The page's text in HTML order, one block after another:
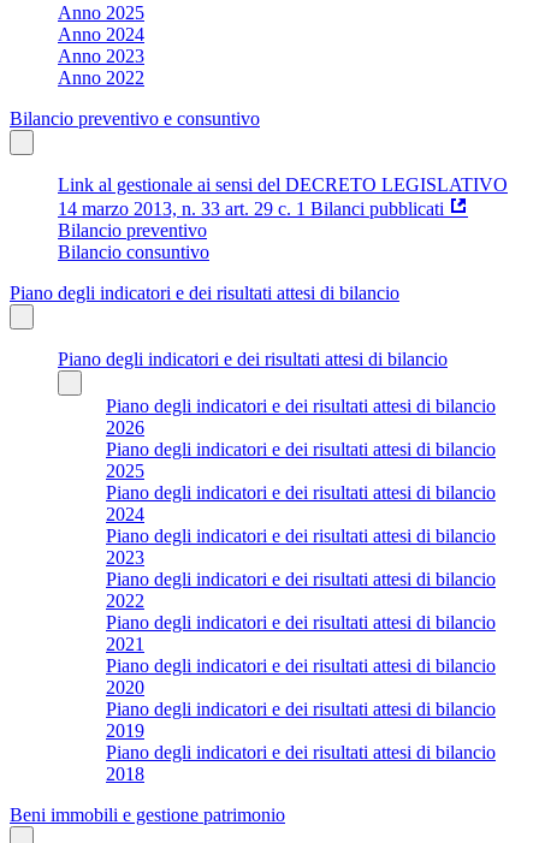
Anno 2025
Anno 2024
Anno 2023
Anno 2022
Bilancio preventivo e consuntivo
Link al gestionale ai sensi del DECRETO LEGISLATIVO
14 marzo 2013, n. 33 art. 29 c. 1 Bilanci pubblicati
Bilancio preventivo
Bilancio consuntivo
Piano degli indicatori e dei risultati attesi di bilancio
Piano degli indicatori e dei risultati attesi di bilancio
Piano degli indicatori e dei risultati attesi di bilancio
2026
Piano degli indicatori e dei risultati attesi di bilancio
2025
Piano degli indicatori e dei risultati attesi di bilancio
2024
Piano degli indicatori e dei risultati attesi di bilancio
2023
Piano degli indicatori e dei risultati attesi di bilancio
2022
Piano degli indicatori e dei risultati attesi di bilancio
2021
Piano degli indicatori e dei risultati attesi di bilancio
2020
Piano degli indicatori e dei risultati attesi di bilancio
2019
Piano degli indicatori e dei risultati attesi di bilancio
2018
Beni immobili e gestione patrimonio